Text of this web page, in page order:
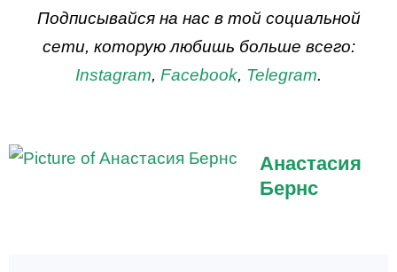
Подписывайся на нас в той социальной
сети, которую любишь больше всего:
Instagram, Facebook, Telegram.
Анастасия
Бернс